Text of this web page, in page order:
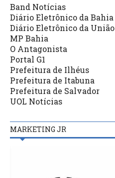
Band Notícias
Diário Eletrônico da Bahia
Diário Eletrônico da União
MP Bahia
O Antagonista
Portal G1
Prefeitura de Ilhéus
Prefeitura de Itabuna
Prefeitura de Salvador
UOL Notícias
MARKETING JR